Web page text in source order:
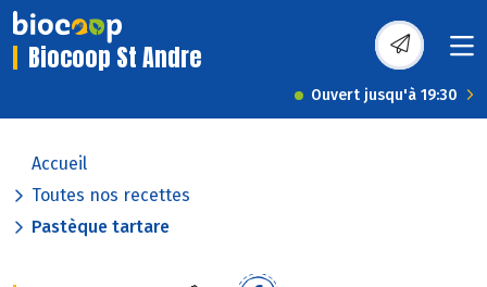
Biocoop St Andre
Ouvert jusqu'à 19:30
Accueil
Toutes nos recettes
Pastèque tartare